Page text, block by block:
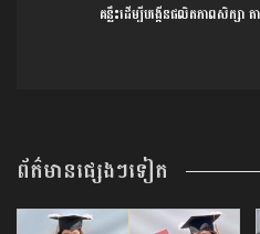
គន្លឹះដើម្បីបង្កើនផលិតភាពសិក្សា ត
ព័ត៌មានផ្សេងៗទៀត